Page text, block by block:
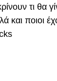
τι θα
και ποιοι